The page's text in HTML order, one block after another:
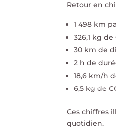
Retour en
1 498 km
326,1 kg de
30 km de
2 h de
18,6 km/h
6,5 kg de
Ces chiffres
quotidien.